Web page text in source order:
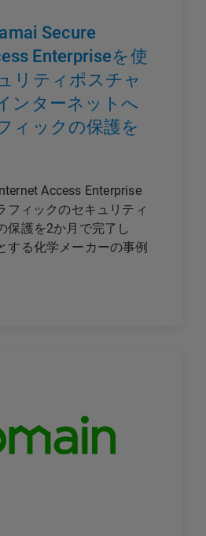
Secure
Enterpriseを使
リティポスチャ
ンターネットへ
ィックの保護を
Access Enterprise
フィックのセキュリティ
保護を2か月で完了し
する化学メーカーの事例